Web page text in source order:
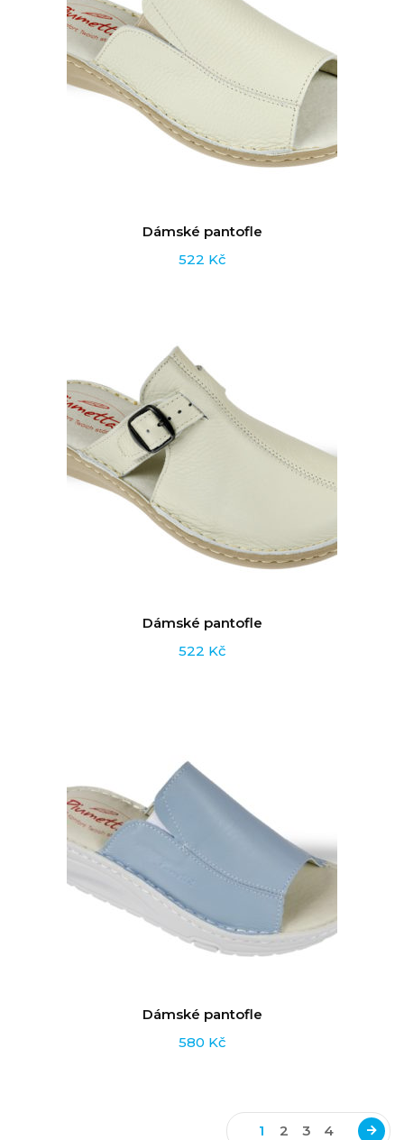
Dámské pantofle
522 Kč
Dámské pantofle
522 Kč
Dámské pantofle
580 Kč
1 2 3 4